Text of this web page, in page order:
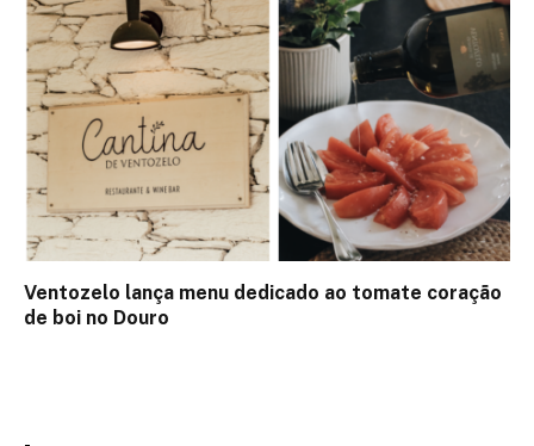
Ventozelo lança menu dedicado ao tomate coração
de boi no Douro